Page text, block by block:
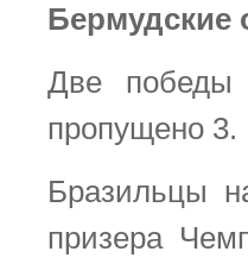
Бермудские
Две
пропущено 3.
Бразильцы
призера